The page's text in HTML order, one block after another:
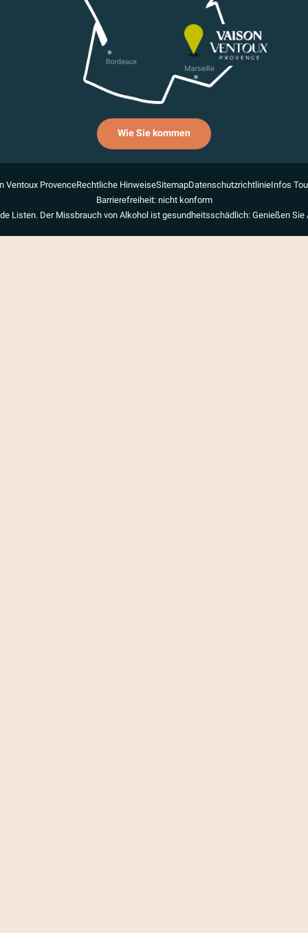
Wie Sie kommen
Ventoux ProvenceRechtliche HinweiseSitemapDatenschutzrichtlinieInfos
Barrierefreiheit: nicht konform
Listen. Der Missbrauch von Alkohol ist gesundheitsschädlich: Genießen Sie